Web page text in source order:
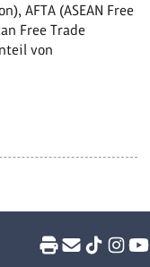
AFTA (ASEAN Free
Free Trade
von